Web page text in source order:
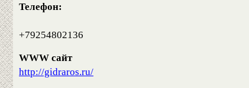
Телефон:
+79254802136
WWW сайт
http://gidraros.ru/